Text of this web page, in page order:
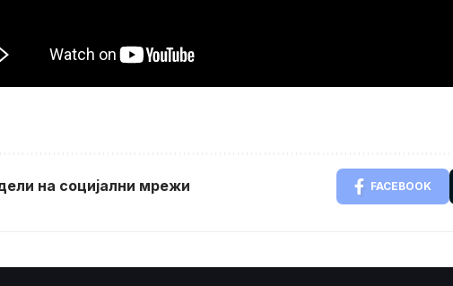
на социјални мрежи FACEBOOK